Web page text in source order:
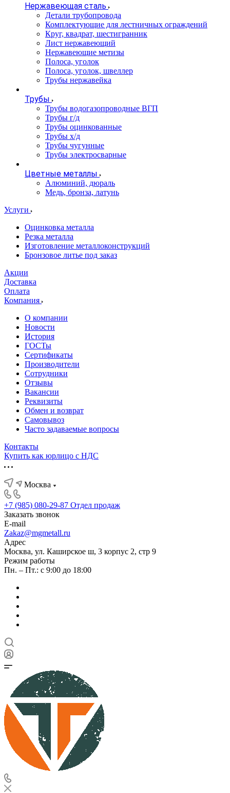
Нержавеющая сталь
Детали трубопровода
Комплектующие для лестничных ограждений
Круг, квадрат, шестигранник
Лист нержавеющий
Нержавеющие метизы
Полоса, уголок
Полоса, уголок, швеллер
Трубы нержавейка
Трубы
Трубы водогазопроводные ВГП
Трубы г/д
Трубы оцинкованные
Трубы х/д
Трубы чугунные
Трубы электросварные
Цветные металлы
Алюминий, дюраль
Медь, бронза, латунь
Услуги
Оцинковка металла
Резка металла
Изготовление металлоконструкций
Бронзовое литье под заказ
Акции
Доставка
Оплата
Компания
О компании
Новости
История
ГОСТы
Сертификаты
Производители
Сотрудники
Отзывы
Вакансии
Реквизиты
Обмен и возврат
Самовывоз
Часто задаваемые вопросы
Контакты
Купить как юрлицо с НДС
Москва
+7 (985) 080-29-87 Отдел продаж
Заказать звонок
E-mail
Zakaz@mgmetall.ru
Адрес
Москва, ул. Каширское ш, 3 корпус 2, стр 9
Режим работы
Пн. – Пт.: с 9:00 до 18:00